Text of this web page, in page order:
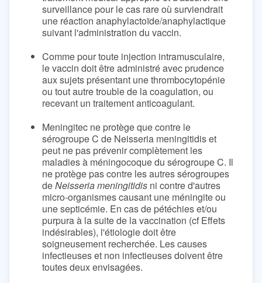
surveillance pour le cas rare où surviendrait
une réaction anaphylactoïde/anaphylactique
suivant l'administration du vaccin.
Comme pour toute injection intramusculaire,
le vaccin doit être administré avec prudence
aux sujets présentant une thrombocytopénie
ou tout autre trouble de la coagulation, ou
recevant un traitement anticoagulant.
Meningitec ne protège que contre le
sérogroupe C de Neisseria meningitidis et
peut ne pas prévenir complètement les
maladies à méningocoque du sérogroupe C. Il
ne protège pas contre les autres sérogroupes
deNeisseria meningitidis ni contre d'autres
micro-organismes causant une méningite ou
une septicémie. En cas de pétéchies et/ou
purpura à la suite de la vaccination (cf Effets
indésirables), l'étiologie doit être
soigneusement recherchée. Les causes
infectieuses et non infectieuses doivent être
toutes deux envisagées.